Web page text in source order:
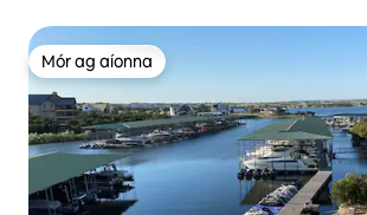
Mór ag aíonna
Mór ag aíonna